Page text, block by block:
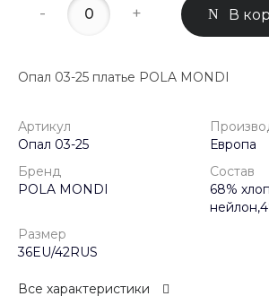
- + В
Опал 03-25 платье POLA MONDI
Артикул
Опал 03-25
Европа
Бренд
POLA MONDI
Состав
68%
Размер
36EU/42RUS
Все характеристики